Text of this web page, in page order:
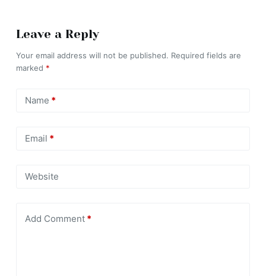
Leave a Reply
Your email address will not be published. Required fields are
marked *
Name *
Email *
Website
Add Comment*